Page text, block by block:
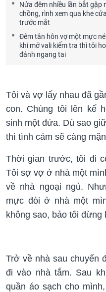
Nửa đêm nhiều lần bắt gặp
chồng, rình xem qua khe
trước mắt
Đêm tân hôn vợ một mực
khi mở vali kiểm tra thì tôi
đánh ngang tai
Tôi và vợ lấy nhau đã
con. Chúng tôi lên kế
sinh một đứa. Dù sao
thì tình cảm sẽ càng
Thời gian trước, tôi đi
Tôi sợ vợ ở nhà một
về nhà ngoại ngủ.
mực đòi ở nhà một
không sao, bảo tôi đừng
Trở về nhà sau chuyến
đi vào nhà tắm. Sau
quần áo sạch cho